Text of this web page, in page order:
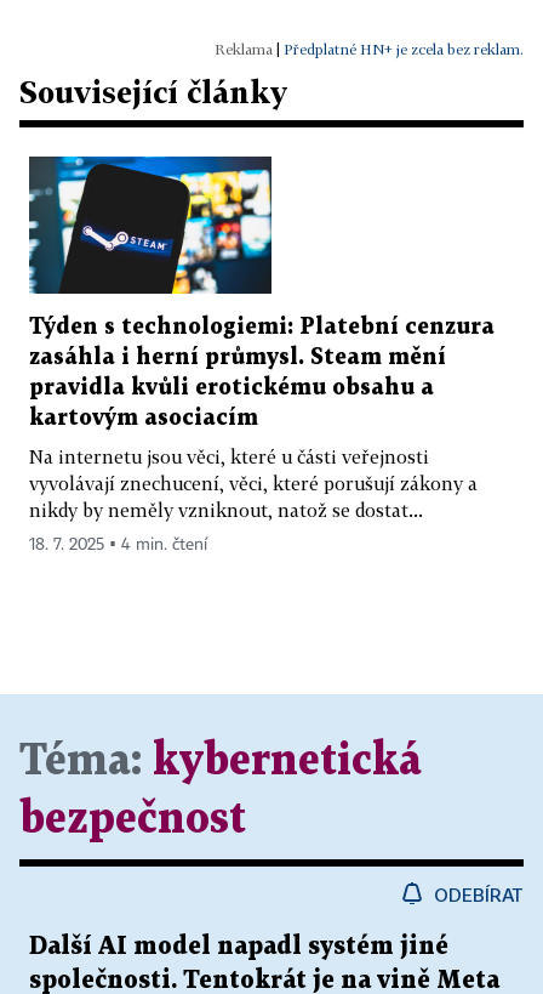
Předplatné HN+ je zcela bez reklam.
Související články
Týden s technologiemi: Platební cenzura
zasáhla i herní průmysl. Steam mění
pravidla kvůli erotickému obsahu a
kartovým asociacím
Na internetu jsou věci, které u části veřejnosti
vyvolávají znechucení, věci, které porušují zákony a
nikdy by neměly vzniknout, natož se dostat...
18. 7. 2025 ▪ 4 min. čtení
Téma: kybernetická
bezpečnost
ODEBÍRAT
Další AI model napadl systém jiné
společnosti. Tentokrát je na vině Meta